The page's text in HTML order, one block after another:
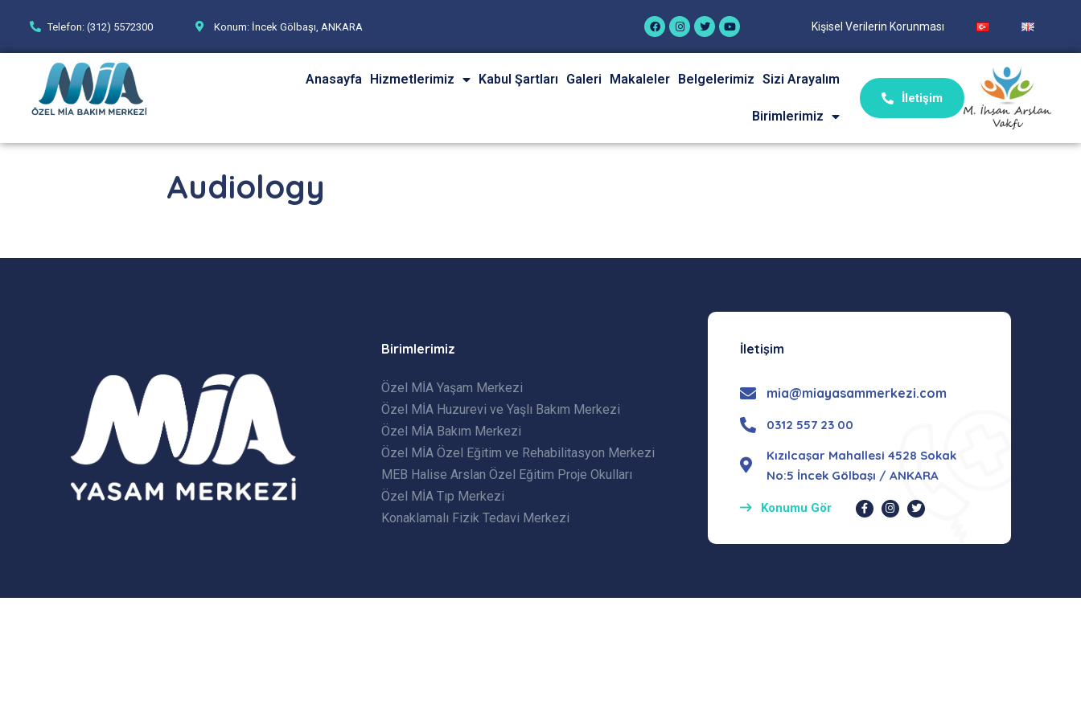
Telefon: (312) 5572300 Konum: İncek Gölbaşı, ANKARA Kişisel Verilerin Korunması
Anasayfa Hizmetlerimiz Kabul Şartları Galeri Makaleler Belgelerimiz Sizi Arayalım
Birimlerimiz
İletişim
Audiology
Birimlerimiz
Özel MİA Yaşam Merkezi
Özel MİA Huzurevi ve Yaşlı Bakım Merkezi
Özel MİA Bakım Merkezi
Özel MİA Özel Eğitim ve Rehabilitasyon Merkezi
MEB Halise Arslan Özel Eğitim Proje Okulları
Özel MİA Tıp Merkezi
Konaklamalı Fizik Tedavi Merkezi
İletişim
mia@miayasammerkezi.com
0312 557 23 00
Kızılcaşar Mahallesi 4528 Sokak
No:5 İncek Gölbaşı / ANKARA
Konumu Gör